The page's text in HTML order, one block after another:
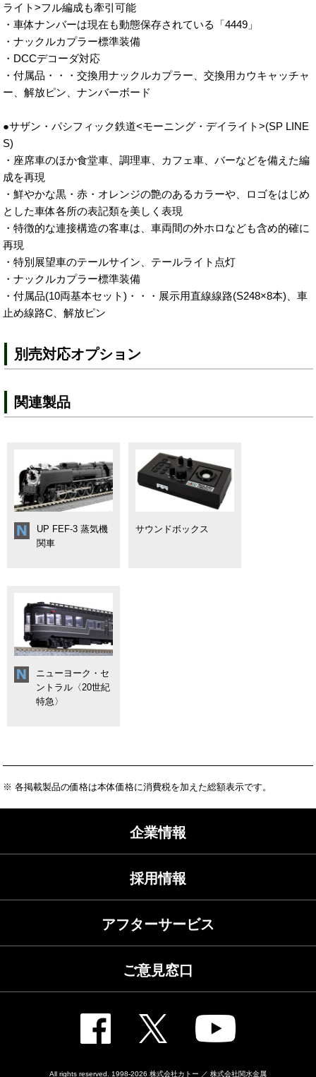
ライト>フル編成も牽引可能
・車体ナンバーは現在も動態保存されている「4449」
・ナックルカプラー標準装備
・DCCデコーダ対応
・付属品・・・交換用ナックルカプラー、交換用カウキャッチャ
ー、解放ピン、ナンバーボード
●サザン・パシフィック鉄道<モーニング・デイライト>(SP LINE
S)
・座席車のほか食堂車、調理車、カフェ車、バーなどを備えた編
成を再現
・鮮やかな黒・赤・オレンジの艶のあるカラーや、 ロゴをはじめ
とした車体各所の表記類を美しく表現
・特徴的な連接構造の客車は、車両間の外ホロなども含め的確に
再現
・特別展望車のテールサイン、テールライト点灯
・ナックルカプラー標準装備
・付属品(10両基本セット)・・・展示用直線線路(S248×8本)、車
止め線路C、解放ピン
別売対応オプション
関連製品
UP FEF-3 蒸気機
関車
サウンドボックス
ニューヨーク・セ
ントラル〈20世紀
特急〉
※ 各掲載製品の価格は本体価格に消費税を加えた総額表示です。
企業情報
採用情報
アフターサービス
ご意見窓口
All rights reserved. 1998-2026 株式会社カトー ／ 株式会社関水金属